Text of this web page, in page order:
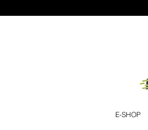
E-SHOP